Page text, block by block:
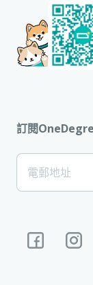
訂閱
[Footer]
Subscription
電郵地址